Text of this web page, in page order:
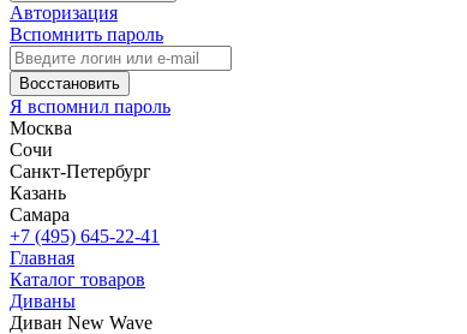
Авторизация
Вспомнить пароль
Восстановить
Я вспомнил пароль
Москва
Сочи
Санкт-Петербург
Казань
Самара
+7 (495) 645-22-41
Главная
Каталог товаров
Диваны
Диван New Wave